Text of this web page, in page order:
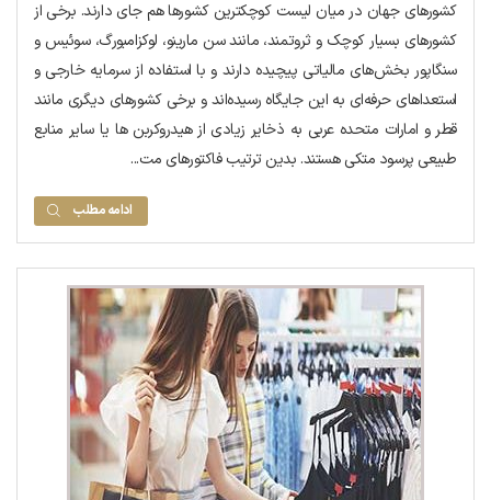
کشورهای جهان در میان لیست کوچکترین کشورها هم جای دارند. برخی از
کشورهای بسیار کوچک و ثروتمند، مانند سن مارینو، لوکزامبورگ، سوئیس و
سنگاپور بخش‌های مالیاتی پیچیده دارند و با استفاده از سرمایه خارجی و
استعداهای حرفه‌ای به این جایگاه رسیده‌اند و برخی کشورهای دیگری مانند
قطر و امارات متحده عربی به ذخایر زیادی از هیدروکربن ها یا سایر منابع
طبیعی پرسود متکی هستند. بدین ترتیب فاکتورهای مت...
ادامه مطلب